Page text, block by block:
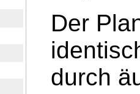
Der
durch